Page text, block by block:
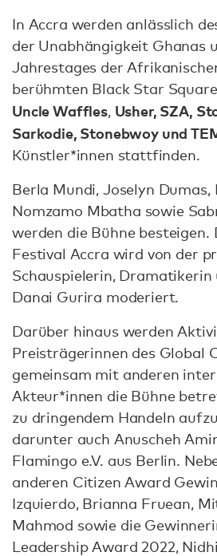
In Accra werden anlässlich
der Unabhängigkeit Ghanas
Jahrestages der
berühmten Black Star
Uncle Waffles, Usher, SZA,
Sarkodie, Stonebwoy und
Künstler*innen stattfinden.
Berla Mundi, Joselyn Dumas,
Nomzamo Mbatha sowie
werden die Bühne besteigen.
Festival Accra wird von der
Schauspielerin,
Danai Gurira moderiert.
Darüber hinaus werden
Preisträgerinnen des Global
gemeinsam mit anderen
Akteur*innen die Bühne
zu dringendem Handeln
darunter auch Anuscheh
Flamingo e.V. aus Berlin.
anderen Citizen Award
Izquierdo, Brianna Fruean,
Mahmod sowie die
Leadership Award 2022,